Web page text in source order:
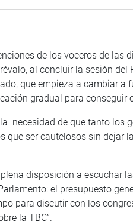
de los voceros de las
al concluir la sesión
que empieza a cambiar
gradual para conseguir
de que tanto los
que ser cautelosos sin
disposición a escuchar las
el presupuesto
para discutir con los
la TBC”.